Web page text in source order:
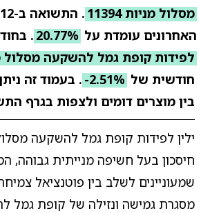
מסלול מניות 11394
האחרונים עומדת על 20.77%
.
לפידות קופת גמל להשקעה מסלול
חודשית של -2.51% . בעמוד זה
בין מוצרים דומים ולצפות בגרף
ילין לפידות קופת גמל להשקעה
חיסכון בעל חשיפה מנייתית גבוהה,
שמעוניינים לשלב בין פוטנציאל
מסגרת גמישה ונזילה של קופת גמל